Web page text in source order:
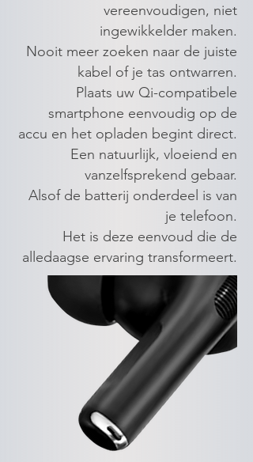
vereenvoudigen, niet
ingewikkelder maken.
Nooit meer zoeken naar de juiste
kabel of je tas ontwarren.
Plaats uw Qi-compatibele
smartphone eenvoudig op de
accu en het opladen begint direct.
Een natuurlijk, vloeiend en
vanzelfsprekend gebaar.
Alsof de batterij onderdeel is van
je telefoon.
Het is deze eenvoud die de
alledaagse ervaring transformeert.